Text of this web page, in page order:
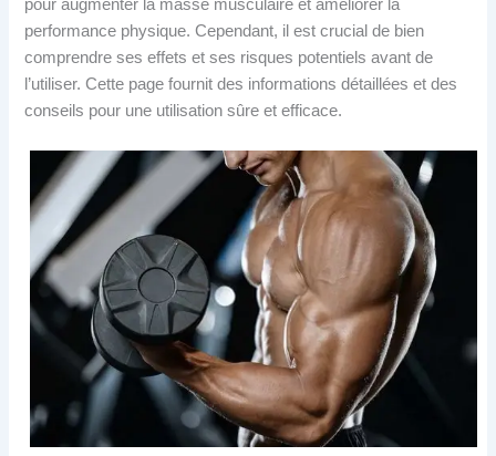
pour augmenter la masse musculaire et améliorer la
performance physique. Cependant, il est crucial de bien
comprendre ses effets et ses risques potentiels avant de
l’utiliser. Cette page fournit des informations détaillées et des
conseils pour une utilisation sûre et efficace.